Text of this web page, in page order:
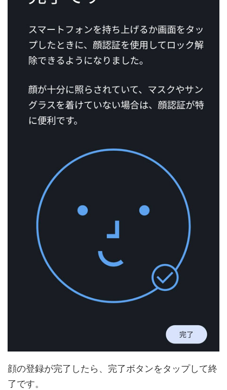
顔の登録が完了したら、完了ボタンをタップして終
了です。